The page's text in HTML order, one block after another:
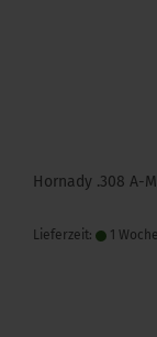
Hornady .308 A-
Lieferzeit: 1